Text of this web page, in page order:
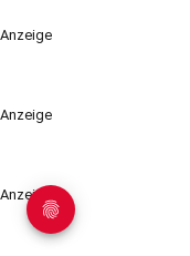
Anzeige
Anzeige
Anzeige